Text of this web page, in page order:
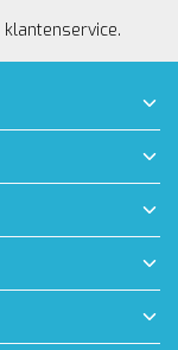
klantenservice.